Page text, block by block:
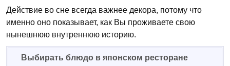
Действие во сне всегда важнее декора, потому что
именно оно показывает, как Вы проживаете свою
нынешнюю внутреннюю историю.
Выбирать блюдо в японском ресторане